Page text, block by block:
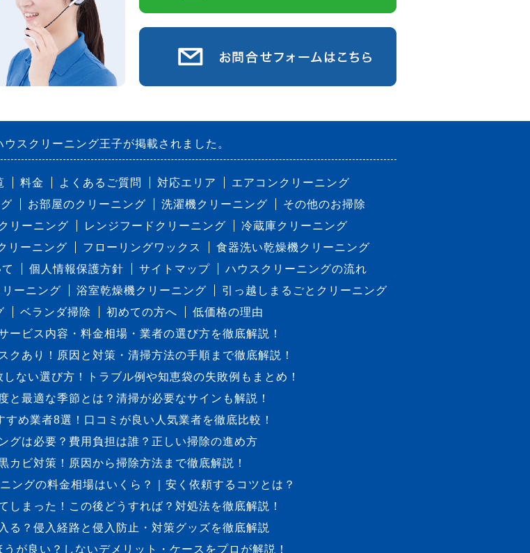
ウスクリーニング王子が掲載されました。
料金 よくあるご質問 対応エリア
エアコンクリーニング
お部屋のクリーニング 洗濯機クリーニング
その他のお掃除
リーニング レンジフードクリーニング
冷蔵庫クリーニング
リーニング フローリングワックス
食器洗い乾燥機クリーニング
個人情報保護方針 サイトマップ
ハウスクリーニングの流れ
ーニング 浴室乾燥機クリーニング
引っ越しまるごとクリーニング
ベランダ掃除 初めての方へ
低価格の理由
ービス内容・料金相場・業者の選び方を徹底解説！
クあり！原因と対策・清掃方法の手順まで徹底解説！
ない選び方！トラブル例や知恵袋の失敗例もまとめ！
と最適な季節とは？清掃が必要なサインも解説！
め業者8選！口コミが良い人気業者を徹底比較！
グは必要？費用負担は誰？正しい掃除の進め方
カビ対策！原因から掃除方法まで徹底解説！
ングの料金相場はいくら？｜安く依頼するコツとは？
しまった！この後どうすれば？対処法を徹底解説！
る？侵入経路と侵入防止・対策グッズを徹底解説
が良い？しないデメリット・ケースをプロが解説！